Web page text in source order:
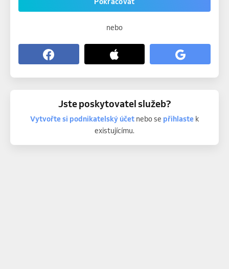
nebo
Jste poskytovatel služeb?
Vytvořte si podnikatelský účetnebo se přihlastek
existujícímu.